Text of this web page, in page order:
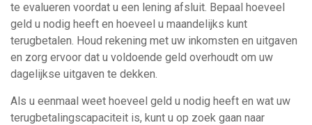
te evalueren voordat u een lening afsluit. Bepaal hoeveel
geld u nodig heeft en hoeveel u maandelijks kunt
terugbetalen. Houd rekening met uw inkomsten en uitgaven
en zorg ervoor dat u voldoende geld overhoudt om uw
dagelijkse uitgaven te dekken.
Als u eenmaal weet hoeveel geld u nodig heeft en wat uw
terugbetalingscapaciteit is, kunt u op zoek gaan naar